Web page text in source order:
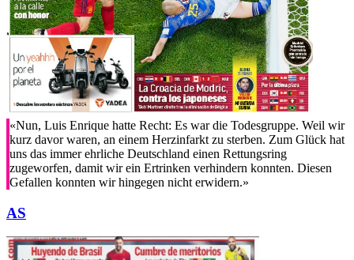
«Nun, Luis Enrique hatte Recht: Es war die Todesgruppe. Weil wir
kurz davor waren, an einem Herzinfarkt zu sterben. Zum Glück hat
uns das immer ehrliche Deutschland einen Rettungsring
zugeworfen, damit wir ein Ertrinken verhindern konnten. Diesen
Gefallen konnten wir hingegen nicht erwidern.»
AS